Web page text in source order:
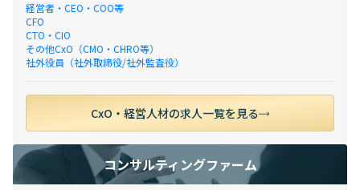
経営者・CEO・COO等
CFO
CTO・CIO
その他CxO（CMO・CHRO等）
社外役員（社外取締役/社外監査役）
CxO・経営人材の求人一覧を見る
コンサルティングファーム